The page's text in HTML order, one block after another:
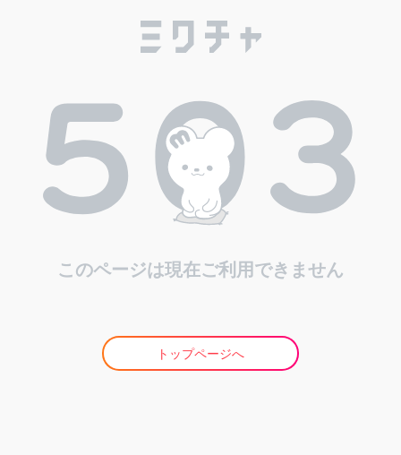
このページは現在ご利用できません